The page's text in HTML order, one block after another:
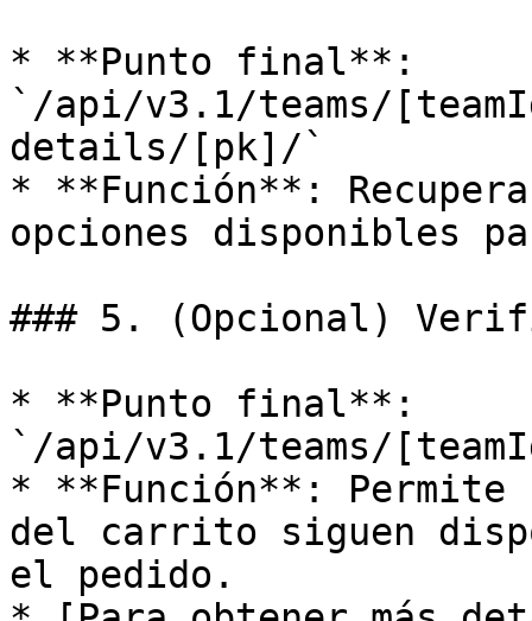
* **Punto final**:
`/api/v3.1/teams/
details/[pk]/`
* **Función**:
opciones disponibles
### 5. (Opcional)
* **Punto final**:
`/api/v3.1/teams/
* **Función**:
del carrito siguen
el pedido.